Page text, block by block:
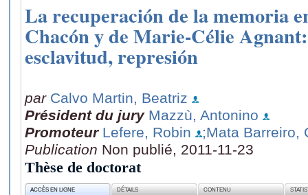
La recuperación de la memoria
Chacón y de Marie-Célie
esclavitud, represión
par Calvo Martin, Beatriz
Président du jury Mazzù, Antonino
Promoteur Lefere, Robin
;Mata Barreiro,
Publication Non publié, 2011-11-23
Thèse de doctorat
ACCÈS EN LIGNE DÉTAILS CONTENU